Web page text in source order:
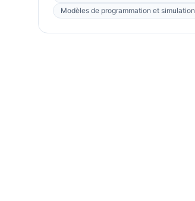
Modèles de programmation et simulation